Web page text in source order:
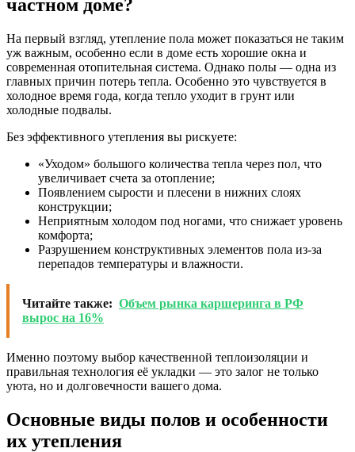
частном доме?
На первый взгляд, утепление пола может показаться не таким
уж важным, особенно если в доме есть хорошие окна и
современная отопительная система. Однако полы — одна из
главных причин потерь тепла. Особенно это чувствуется в
холодное время года, когда тепло уходит в грунт или
холодные подвалы.
Без эффективного утепления вы рискуете:
«Уходом» большого количества тепла через пол, что
увеличивает счета за отопление;
Появлением сырости и плесени в нижних слоях
конструкции;
Неприятным холодом под ногами, что снижает уровень
комфорта;
Разрушением конструктивных элементов пола из-за
перепадов температуры и влажности.
Читайте также: Объем рынка каршеринга в РФ
вырос на 16%
Именно поэтому выбор качественной теплоизоляции и
правильная технология её укладки — это залог не только
уюта, но и долговечности вашего дома.
Основные виды полов и особенности
их утепления